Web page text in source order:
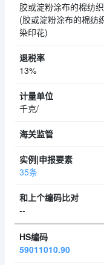
胶或淀粉涂布的棉纺
(胶或淀粉涂布的棉纺
染印花)
13%
千克/
35条
--
59011010.90